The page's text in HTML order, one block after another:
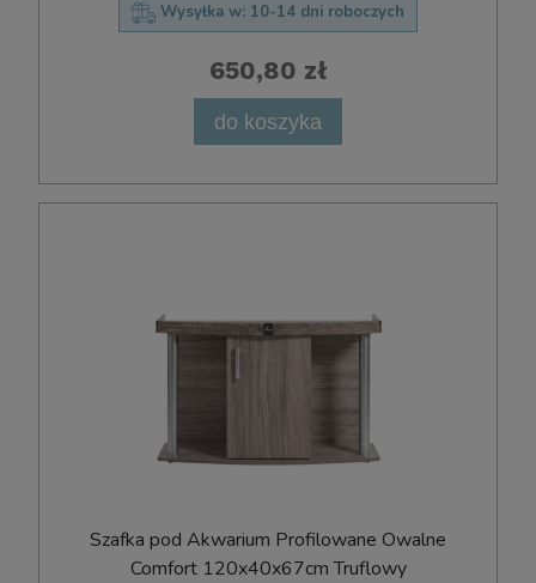
Wysyłka w: 10-14 dni roboczych
650,80 zł
do koszyka
Szafka pod Akwarium Profilowane Owalne
Comfort 120x40x67cm Truflowy